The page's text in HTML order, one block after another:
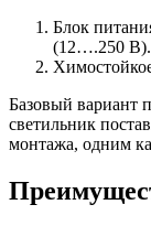
Блок
(12….250 В).
Базовый вариант
светильник
монтажа, одним